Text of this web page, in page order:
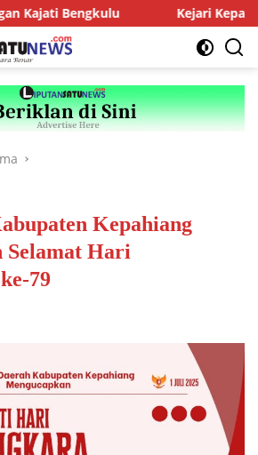
Bengkulu Kejari Kepahiang
Kepahiang
Selamat Hari
79